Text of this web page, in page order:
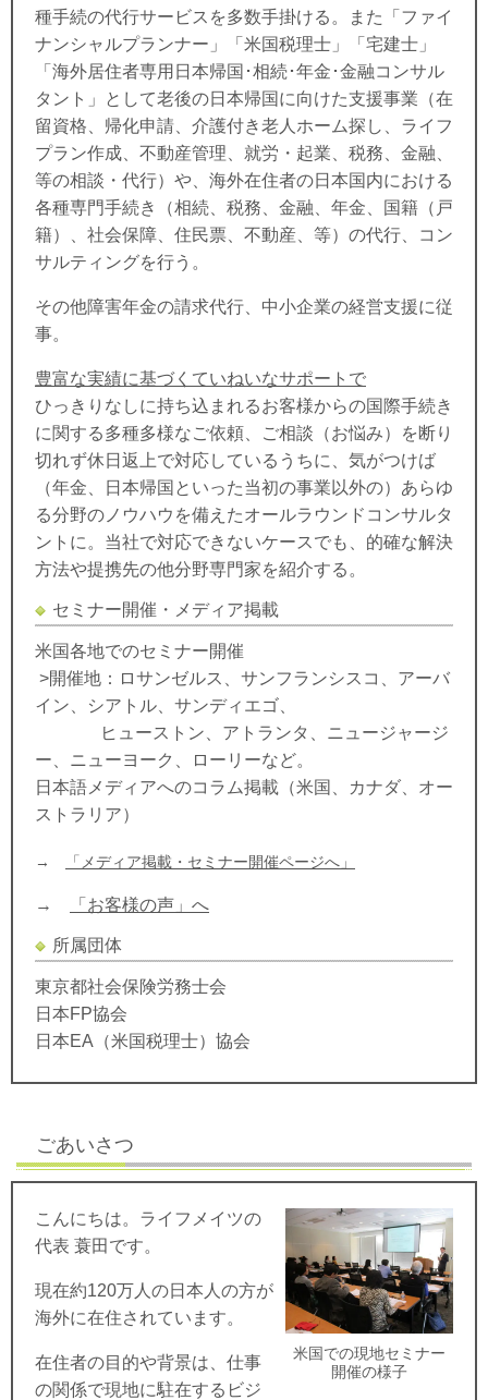
種手続の代行サービスを多数手掛ける。また「ファイ
ナンシャルプランナー」「米国税理士」「宅建士」
「海外居住者専用日本帰国･相続･年金･金融コンサル
タント」として老後の日本帰国に向けた支援事業（在
留資格、帰化申請、介護付き老人ホーム探し、ライフ
プラン作成、不動産管理、就労・起業、税務、金融、
等の相談・代行）や、海外在住者の日本国内における
各種専門手続き（相続、税務、金融、年金、国籍（戸
籍）、社会保障、住民票、不動産、等）の代行、コン
サルティングを行う。
その他障害年金の請求代行、中小企業の経営支援に従
事。
豊富な実績に基づくていねいなサポートで
ひっきりなしに持ち込まれるお客様からの国際手続き
に関する多種多様なご依頼、ご相談（お悩み）を断り
切れず休日返上で対応しているうちに、気がつけば
（年金、日本帰国といった当初の事業以外の）あらゆ
る分野のノウハウを備えたオールラウンドコンサルタ
ントに。当社で対応できないケースでも、的確な解決
方法や提携先の他分野専門家を紹介する。
セミナー開催・メディア掲載
米国各地でのセミナー開催
>開催地：ロサンゼルス、サンフランシスコ、アーバ
イン、シアトル、サンディエゴ、
ヒューストン、アトランタ、ニュージャージ
ー、ニューヨーク、ローリーなど。
日本語メディアへのコラム掲載（米国、カナダ、オー
ストラリア）
→ 「メディア掲載・セミナー開催ページへ」
→ 「お客様の声」へ
所属団体
東京都社会保険労務士会
日本FP協会
日本EA（米国税理士）協会
ごあいさつ
米国での現地セミナー
開催の様子
こんにちは。ライフメイツの
代表 蓑田です。
現在約120万人の日本人の方が
海外に在住されています。
在住者の目的や背景は、仕事
の関係で現地に駐在するビジ